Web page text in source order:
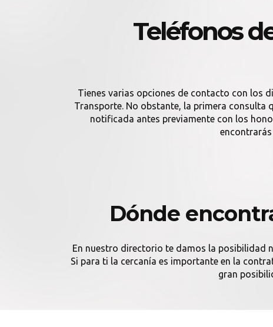
Teléfonos
Tienes varias opciones de contacto con los
Transporte. No obstante, la primera consulta
notificada antes previamente con los
Dónde
En nuestro directorio te damos la posibilidad
Si para ti la cercanía es importante en la
gran